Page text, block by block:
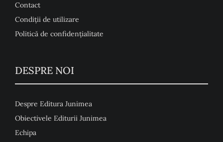
Contact
Condiţii de utilizare
Politică de confidențialitate
DESPRE NOI
Despre Editura Junimea
Obiectivele Editurii Junimea
Echipa